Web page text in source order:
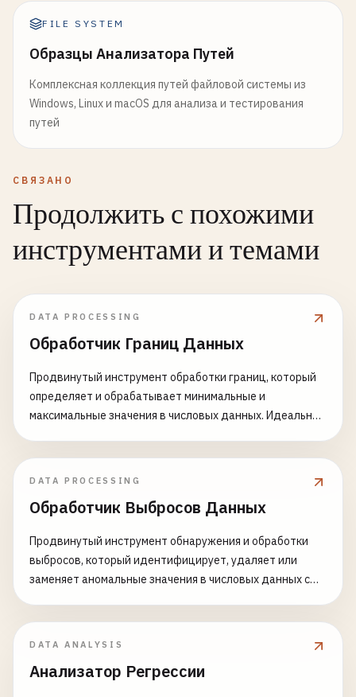
FILE SYSTEM
Образцы Анализатора Путей
Комплексная коллекция путей файловой системы из
Windows, Linux и macOS для анализа и тестирования
путей
СВЯЗАНО
Продолжить с похожими
инструментами и темами
DATA PROCESSING
Обработчик Границ Данных
Продвинутый инструмент обработки границ, который
определяет и обрабатывает минимальные и
максимальные значения в числовых данных. Идеально
DATA PROCESSING
Обработчик Выбросов Данных
Продвинутый инструмент обнаружения и обработки
выбросов, который идентифицирует, удаляет или
заменяет аномальные значения в числовых данных с
методы обнаружения (IQR, Z-оценка,
DATA ANALYSIS
Анализатор Регрессии